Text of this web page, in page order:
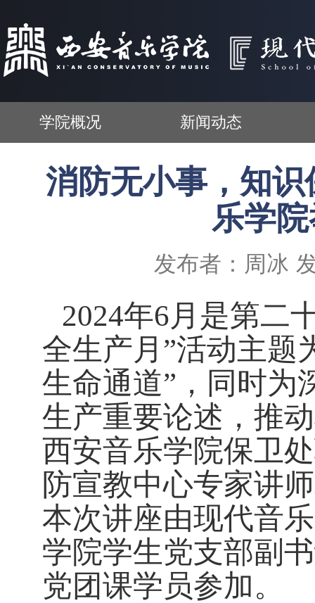
学院概况 新闻动态
消防无小事，知
乐学
发布者：周冰
2024年6月是第二
全生产月”活动主
生命通道”，同时为
生产重要论述，推
西安音乐学院保卫
防宣教中心专家讲
本次讲座由现代音
学院学生党支部副
党团课学员参加。